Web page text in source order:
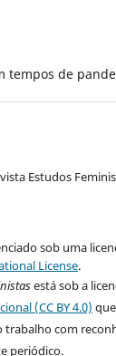
tempos de
Estudos
sob uma
License.
está sob a
(CC BY 4.0)
com
periódico.